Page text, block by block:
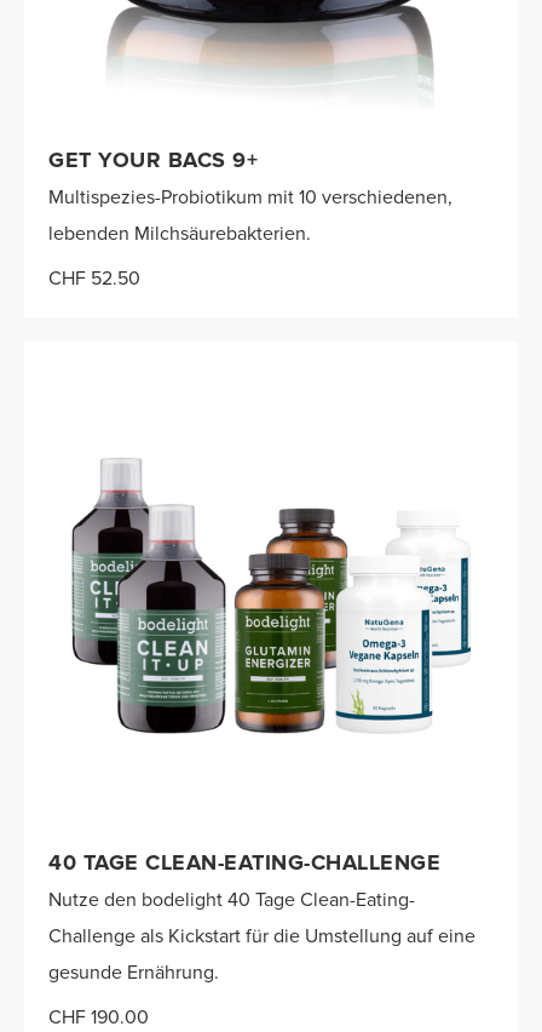
GET YOUR BACS 9+
Multispezies-Probiotikum mit 10 verschiedenen,
lebenden Milchsäurebakterien.
CHF 52.50
40 TAGE CLEAN-EATING-CHALLENGE
Nutze den bodelight 40 Tage Clean-Eating-
Challenge als Kickstart für die Umstellung auf eine
gesunde Ernährung.
CHF 190.00